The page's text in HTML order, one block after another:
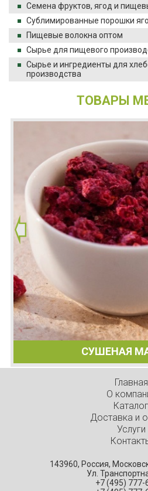
Семена фруктов, ягод и
Сублимированные порошки
Пищевые волокна оптом
Сырье для пищевого
Сырье и ингредиенты для
производства
ТОВАРЫ
СУШЕНАЯ
Главная
О
Каталог
Доставка и
Услуги
143960, Россия,
Ул.
+7 (495) 777-